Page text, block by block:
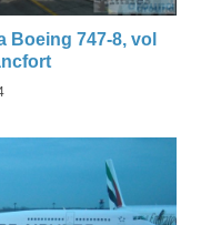
747-8, vol